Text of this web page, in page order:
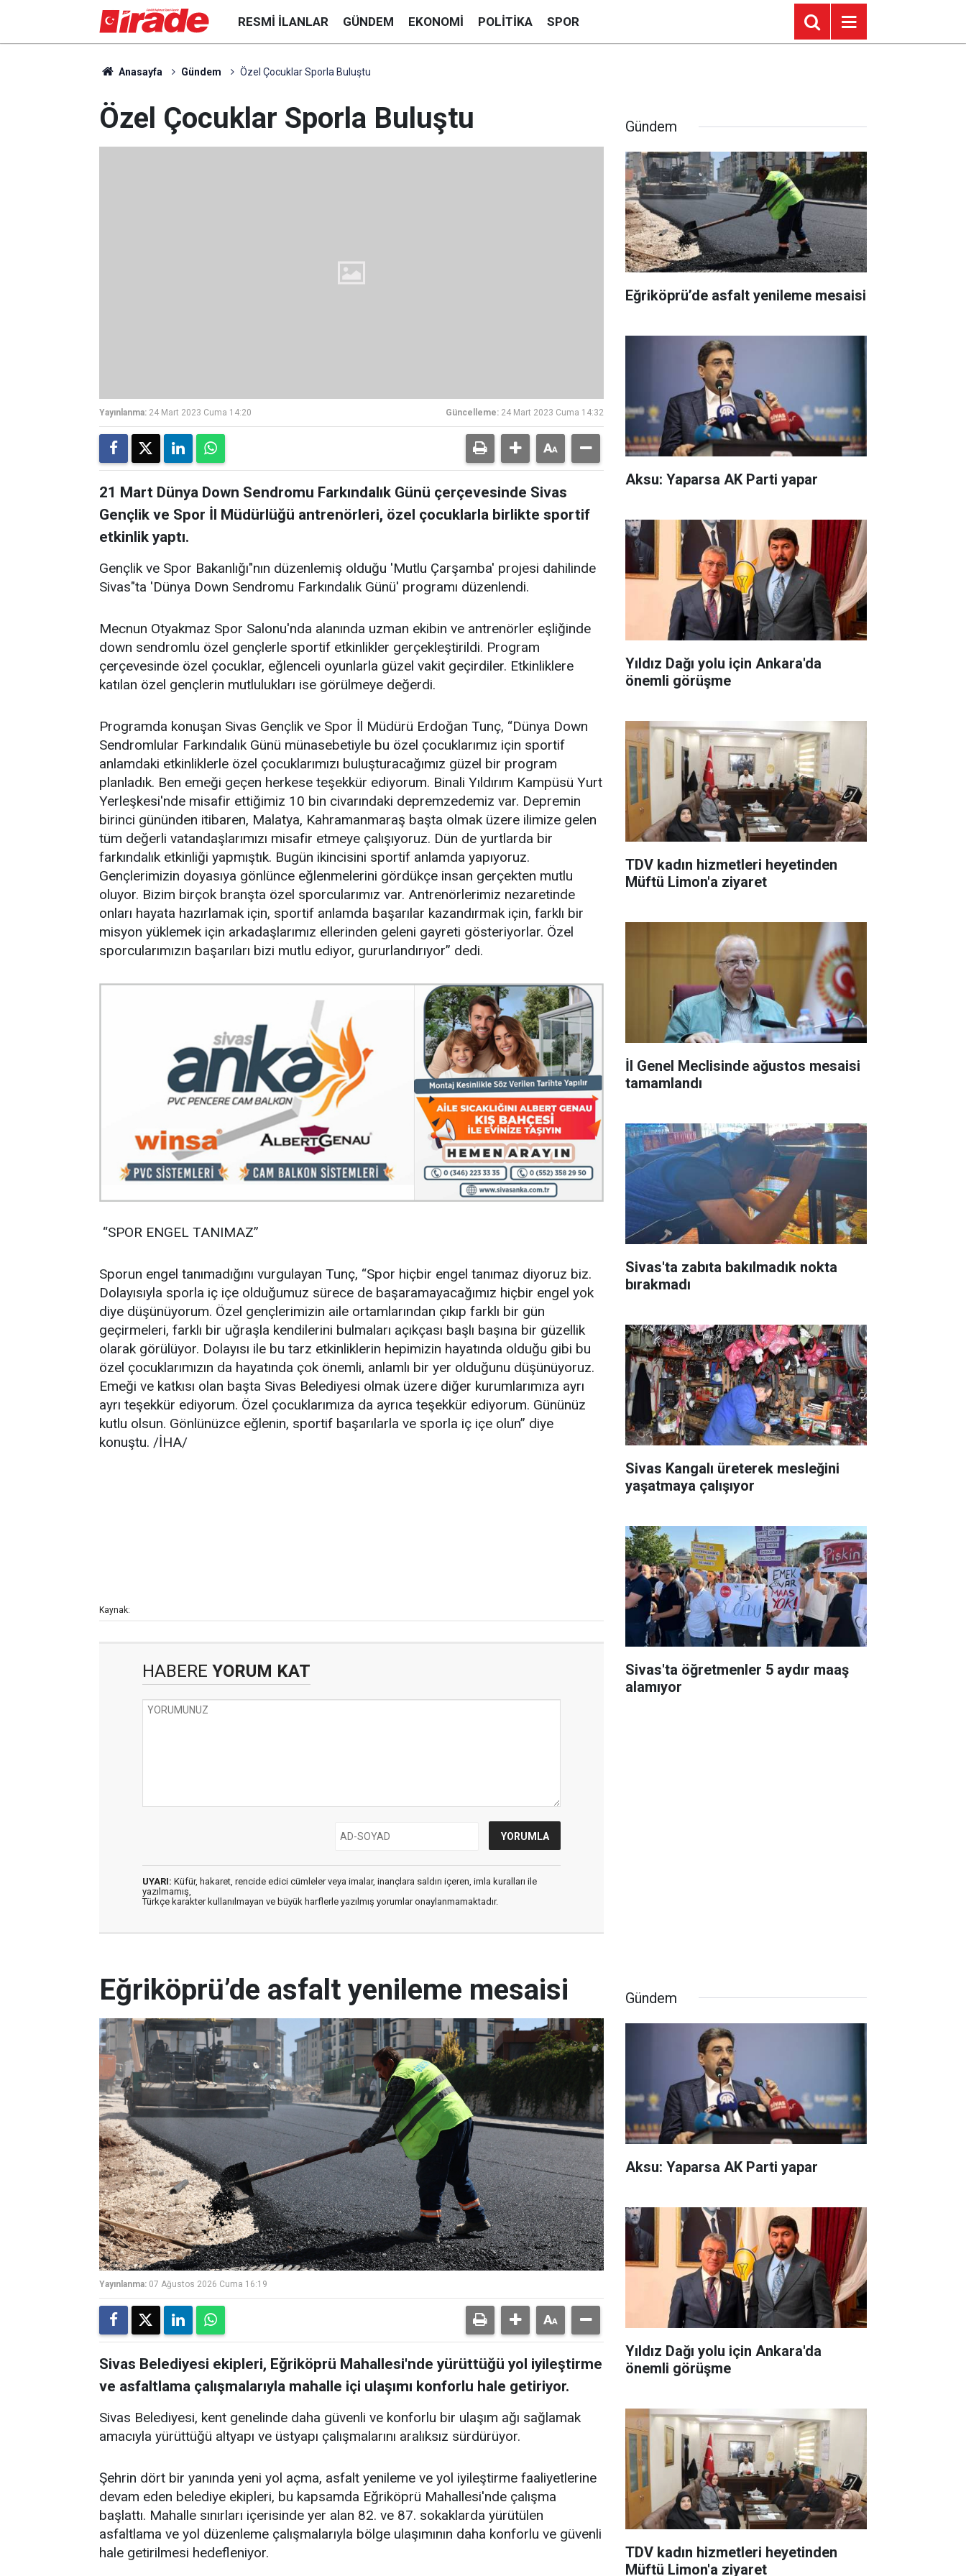
RESMI İLANLAR GÜNDEM EKONOMI POLITIKA SPOR
Anasayfa Gündem Özel Çocuklar Sporla Buluştu
Özel Çocuklar Sporla Buluştu
Yayınlanma: 24 Mart 2023 Cuma 14:20 Güncelleme: 24 Mart 2023 Cuma 14:32
21 Mart Dünya Down Sendromu Farkındalık Günü çerçevesinde Sivas
Gençlik ve Spor İl Müdürlüğü antrenörleri, özel çocuklarla birlikte sportif
etkinlik yaptı.
Gençlik ve Spor Bakanlığı"nın düzenlemiş olduğu 'Mutlu Çarşamba' projesi dahilinde
Sivas"ta 'Dünya Down Sendromu Farkındalık Günü' programı düzenlendi.
Mecnun Otyakmaz Spor Salonu'nda alanında uzman ekibin ve antrenörler eşliğinde
down sendromlu özel gençlerle sportif etkinlikler gerçekleştirildi. Program
çerçevesinde özel çocuklar, eğlenceli oyunlarla güzel vakit geçirdiler. Etkinliklere
katılan özel gençlerin mutlulukları ise görülmeye değerdi.
Programda konuşan Sivas Gençlik ve Spor İl Müdürü Erdoğan Tunç, “Dünya Down
Sendromlular Farkındalık Günü münasebetiyle bu özel çocuklarımız için sportif
anlamdaki etkinliklerle özel çocuklarımızı buluşturacağımız güzel bir program
planladık. Ben emeği geçen herkese teşekkür ediyorum. Binali Yıldırım Kampüsü Yurt
Yerleşkesi'nde misafir ettiğimiz 10 bin civarındaki depremzedemiz var. Depremin
birinci gününden itibaren, Malatya, Kahramanmaraş başta olmak üzere ilimize gelen
tüm değerli vatandaşlarımızı misafir etmeye çalışıyoruz. Dün de yurtlarda bir
farkındalık etkinliği yapmıştık. Bugün ikincisini sportif anlamda yapıyoruz.
Gençlerimizin doyasıya gönlünce eğlenmelerini gördükçe insan gerçekten mutlu
oluyor. Bizim birçok branşta özel sporcularımız var. Antrenörlerimiz nezaretinde
onları hayata hazırlamak için, sportif anlamda başarılar kazandırmak için, farklı bir
misyon yüklemek için arkadaşlarımız ellerinden geleni gayreti gösteriyorlar. Özel
sporcularımızın başarıları bizi mutlu ediyor, gururlandırıyor” dedi.
“SPOR ENGEL TANIMAZ”
Sporun engel tanımadığını vurgulayan Tunç, “Spor hiçbir engel tanımaz diyoruz biz.
Dolayısıyla sporla iç içe olduğumuz sürece de başaramayacağımız hiçbir engel yok
diye düşünüyorum. Özel gençlerimizin aile ortamlarından çıkıp farklı bir gün
geçirmeleri, farklı bir uğraşla kendilerini bulmaları açıkçası başlı başına bir güzellik
olarak görülüyor. Dolayısı ile bu tarz etkinliklerin hepimizin hayatında olduğu gibi bu
özel çocuklarımızın da hayatında çok önemli, anlamlı bir yer olduğunu düşünüyoruz.
Emeği ve katkısı olan başta Sivas Belediyesi olmak üzere diğer kurumlarımıza ayrı
ayrı teşekkür ediyorum. Özel çocuklarımıza da ayrıca teşekkür ediyorum. Gününüz
kutlu olsun. Gönlünüzce eğlenin, sportif başarılarla ve sporla iç içe olun” diye
konuştu. /İHA/
Kaynak:
HABERE YORUM KAT
UYARI: Küfür, hakaret, rencide edici cümleler veya imalar, inançlara saldırı içeren, imla kuralları ile
yazılmamış,
Türkçe karakter kullanılmayan ve büyük harflerle yazılmış yorumlar onaylanmamaktadır.
Gündem
Eğriköprü’de asfalt yenileme mesaisi
Aksu: Yaparsa AK Parti yapar
Yıldız Dağı yolu için Ankara'da
önemli görüşme
TDV kadın hizmetleri heyetinden
Müftü Limon'a ziyaret
İl Genel Meclisinde ağustos mesaisi
tamamlandı
Sivas'ta zabıta bakılmadık nokta
bırakmadı
Sivas Kangalı üreterek mesleğini
yaşatmaya çalışıyor
Sivas'ta öğretmenler 5 aydır maaş
alamıyor
Eğriköprü’de asfalt yenileme mesaisi
Yayınlanma: 07 Ağustos 2026 Cuma 16:19
Sivas Belediyesi ekipleri, Eğriköprü Mahallesi'nde yürüttüğü yol iyileştirme
ve asfaltlama çalışmalarıyla mahalle içi ulaşımı konforlu hale getiriyor.
Sivas Belediyesi, kent genelinde daha güvenli ve konforlu bir ulaşım ağı sağlamak
amacıyla yürüttüğü altyapı ve üstyapı çalışmalarını aralıksız sürdürüyor.
Şehrin dört bir yanında yeni yol açma, asfalt yenileme ve yol iyileştirme faaliyetlerine
devam eden belediye ekipleri, bu kapsamda Eğriköprü Mahallesi'nde çalışma
başlattı. Mahalle sınırları içerisinde yer alan 82. ve 87. sokaklarda yürütülen
asfaltlama ve yol düzenleme çalışmalarıyla bölge ulaşımının daha konforlu ve güvenli
hale getirilmesi hedefleniyor.
Gündem
Aksu: Yaparsa AK Parti yapar
Yıldız Dağı yolu için Ankara'da
önemli görüşme
TDV kadın hizmetleri heyetinden
Müftü Limon'a ziyaret